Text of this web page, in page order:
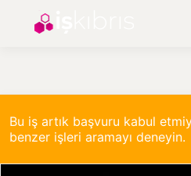
Bu iş artık başvuru kabul
benzer işleri aramayı deneyin.